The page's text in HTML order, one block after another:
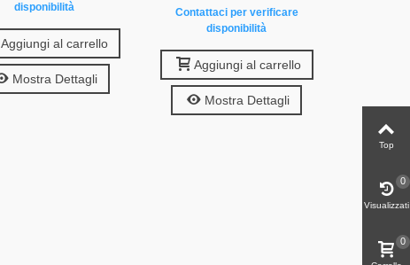
disponibilità
Aggiungi al carrello
Mostra Dettagli
Contattaci per verificare
disponibilità
Aggiungi al carrello
Mostra Dettagli
Top
Visualizzati
0
0